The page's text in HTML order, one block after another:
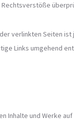
verlinkten Seiten
Links umgehend
Inhalte und Werke